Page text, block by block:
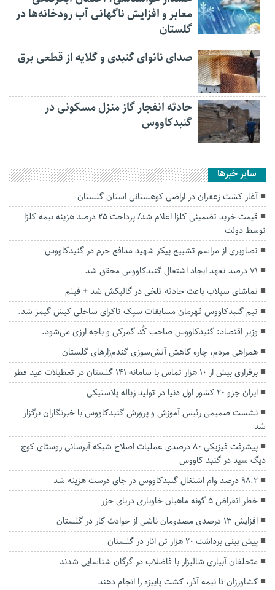
معابر و افزایش ناگهانی آب رودخانه‌ها در
گلستان
صدای نانوای گنبدی و گلایه از قطعی برق
حادثه انفجار گاز منزل مسکونی در
گنبدکاووس
سایر خبرها
آغاز کشت زعفران در اراضی کوهستانی استان گلستان
قیمت خرید تضمینی کلزا اعلام شد/ پرداخت ۲۵ درصد هزینه بیمه کلزا
توسط دولت
تصاویری از مراسم تشییع پیکر شهید مدافع حرم در گنبدکاووس
۷۱ درصد تعهد ایجاد اشتغال گنبدکاووس محقق شد
تماشای سیلاب باعث حادثه تلخی در گالیکش شد + فیلم
تیم گنبدکاووس قهرمان مسابقات سپک تاکرای ساحلی کیش گیمز شد.
وزیر اقتصاد: گنبدکاووس صاحب کُد گمرکی و باجه ارزی می‌شود.
همراهی مردم، چاره کاهش آتش‌سوزی گندم‌زارهای گلستان
برقراری بیش از ۱۰ هزار تماس با سامانه ۱۴۱ گلستان در تعطیلات عید فطر
ایران جزو ۲۰ کشور اول دنیا در تولید زباله پلاستیکی
نشست صمیمی رئیس آموزش و پرورش گنبدکاووس با خبرنگاران برگزار
شد
پیشرفت فیزیکی ۸۰ درصدی عملیات اصلاح شبکه آبرسانی روستای کوچ
دیگ سید در گنبد کاووس
۹۸.۲ درصد وام اشتغال گنبدکاووس در جای درست هزینه شد
خطر انقراض ۵ گونه ماهیان خاویاری دریای خزر
افزایش ۱۳ درصدی مصدومان ناشی از حوادث کار در گلستان
پیش بینی برداشت ۲۰ هزار تن انار در گلستان
متخلفان آبیاری شالیزار با فاضلاب در گرگان شناسایی شدند
کشاورزان تا نیمه آذر، کشت پاییزه را انجام دهند